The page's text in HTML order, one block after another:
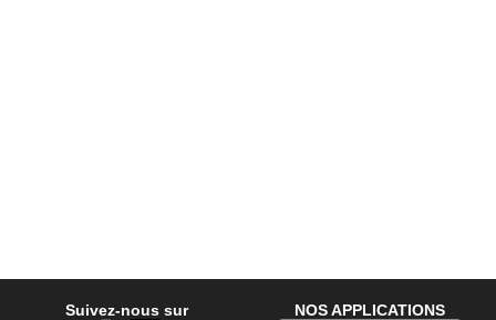
Suivez-nous sur NOS APPLICATIONS